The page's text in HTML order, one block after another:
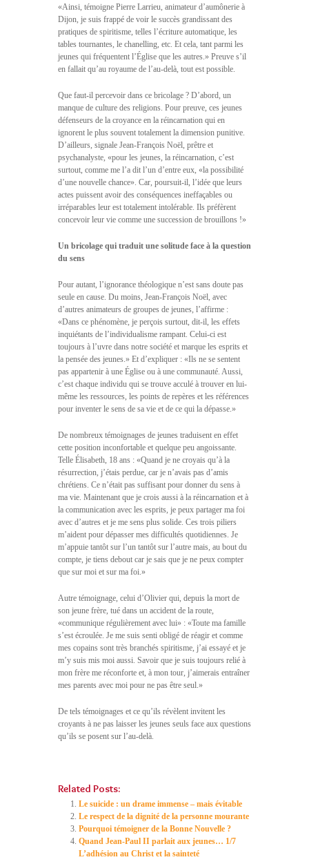
«Ainsi, témoigne Pierre Larrieu, animateur d’aumônerie à
Dijon, je suis frappé de voir le succès grandissant des
pratiques de spiritisme, telles l’écriture automatique, les
tables tournantes, le chanelling, etc. Et cela, tant parmi les
jeunes qui fréquentent l’Église que les autres.» Preuve s’il
en fallait qu’au royaume de l’au-delà, tout est possible.
Que faut-il percevoir dans ce bricolage ? D’abord, un
manque de culture des religions. Pour preuve, ces jeunes
défenseurs de la croyance en la réincarnation qui en
ignorent le plus souvent totalement la dimension punitive.
D’ailleurs, signale Jean-François Noël, prêtre et
psychanalyste, «pour les jeunes, la réincarnation, c’est
surtout, comme me l’a dit l’un d’entre eux, «la possibilité
d’une nouvelle chance». Car, poursuit-il, l’idée que leurs
actes puissent avoir des conséquences ineffaçables ou
irréparables leur est totalement intolérable. Ils préfèrent
concevoir leur vie comme une succession de brouillons !»
Un bricolage qui traduit une solitude face à la question
du sens
Pour autant, l’ignorance théologique n’est sans doute pas
seule en cause. Du moins, Jean-François Noël, avec
d’autres animateurs de groupes de jeunes, l’affirme :
«Dans ce phénomène, je perçois surtout, dit-il, les effets
inquiétants de l’individualisme rampant. Celui-ci est
toujours à l’uvre dans notre société et marque les esprits et
la pensée des jeunes.» Et d’expliquer : «Ils ne se sentent
pas appartenir à une Église ou à une communauté. Aussi,
c’est chaque individu qui se trouve acculé à trouver en lui-
même les ressources, les points de repères et les références
pour inventer le sens de sa vie et de ce qui la dépasse.»
De nombreux témoignages de jeunes traduisent en effet
cette position inconfortable et quelque peu angoissante.
Telle Élisabeth, 18 ans : «Quand je ne croyais qu’à la
résurrection, j’étais perdue, car je n’avais pas d’amis
chrétiens. Ce n’était pas suffisant pour donner du sens à
ma vie. Maintenant que je crois aussi à la réincarnation et à
la communication avec les esprits, je peux partager ma foi
avec d’autres et je me sens plus solide. Ces trois piliers
m’aident pour dépasser mes difficultés quotidiennes. Je
m’appuie tantôt sur l’un tantôt sur l’autre mais, au bout du
compte, je tiens debout car je sais que je ne peux compter
que sur moi et sur ma foi.»
Autre témoignage, celui d’Olivier qui, depuis la mort de
son jeune frère, tué dans un accident de la route,
«communique régulièrement avec lui» : «Toute ma famille
s’est écroulée. Je me suis senti obligé de réagir et comme
mes copains sont très branchés spiritisme, j’ai essayé et je
m’y suis mis moi aussi. Savoir que je suis toujours relié à
mon frère me réconforte et, à mon tour, j’aimerais entraîner
mes parents avec moi pour ne pas être seul.»
De tels témoignages et ce qu’ils révèlent invitent les
croyants à ne pas laisser les jeunes seuls face aux questions
qu’ils se posent sur l’au-delà.
Related Posts:
Le suicide : un drame immense – mais évitable
Le respect de la dignité de la personne mourante
Pourquoi témoigner de la Bonne Nouvelle ?
Quand Jean-Paul II parlait aux jeunes… 1/7
L’adhésion au Christ et la sainteté